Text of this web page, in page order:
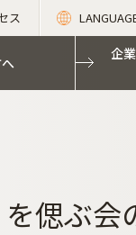
ス
企
偲ぶ会